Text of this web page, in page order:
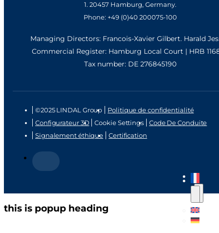
1. 20457 Hamburg, Germany.
Phone: +49 (0)40 200075-100
Managing Directors: Francois-Xavier Gilbert. Harald
Commercial Register: Hamburg Local Court | HRB
Tax number: DE 276845190
©2025 LINDAL Group
Politique de confidentialité
Configurateur 3D
Cookie Settings
Code De Conduite
Signalement éthique
Certification
this is popup heading